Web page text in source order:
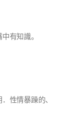
有知識。
性情暴躁的、